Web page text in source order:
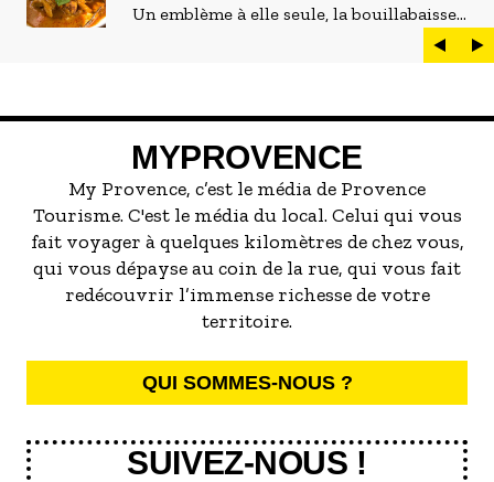
Un emblème à elle seule, la bouillabaisse
est LE plat marseillais par excellence. On
peut d'ailleurs vite être submergé·e par la
servir la meilleure...
MYPROVENCE
My Provence, c’est le média de Provence
Tourisme. C'est le média du local. Celui qui vous
fait voyager à quelques kilomètres de chez vous,
qui vous dépayse au coin de la rue, qui vous fait
redécouvrir l’immense richesse de votre
territoire.
QUI SOMMES-NOUS ?
SUIVEZ-NOUS !